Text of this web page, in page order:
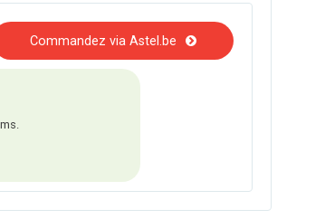
Commandez via Astel.be